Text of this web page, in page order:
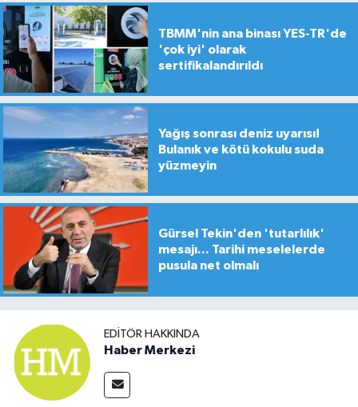
TBMM'nin ana binası YES-TR'de
'çok iyi' olarak
sertifikalandırıldı
Yağış sonrası deniz uyarısı!
Bulanık ve kötü kokulu suda
yüzmeyin
Gürsel Tekin'den 'tutarlılık'
mesajı... Tarihi meselelerde
pusula net olmalı
EDITÖR HAKKINDA
Haber Merkezi